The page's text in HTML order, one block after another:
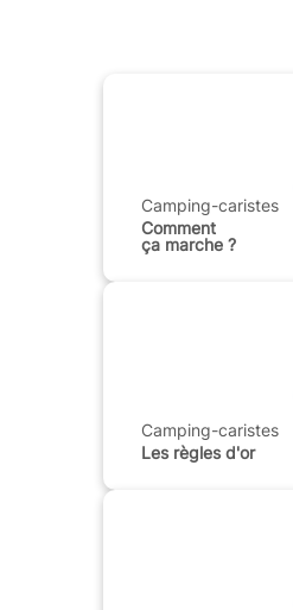
Camping-caristes
Comment
ça marche ?
Camping-caristes
Les règles d'or